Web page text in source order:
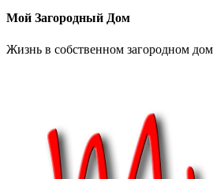
Мой Загородный Дом
Жизнь в собственном загородном